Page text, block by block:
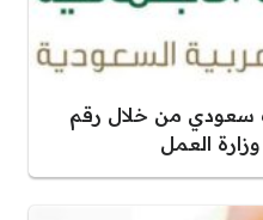
سعودي من خلال رقم
العمل